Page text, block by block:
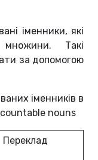
іменники, які
Такі
за допомогою
іменників в
countable nouns
Переклад